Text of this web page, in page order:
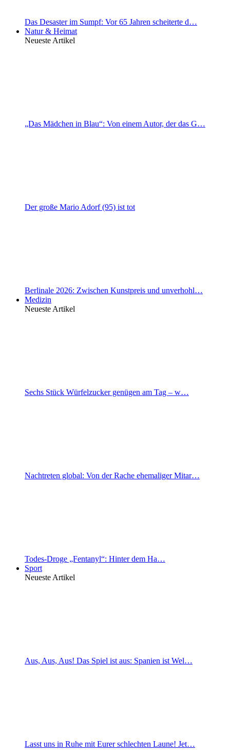
Das Desaster im Sumpf: Vor 65 Jahren scheiterte d…
Natur & Heimat
Neueste Artikel
„Das Mädchen in Blau“: Von einem Autor, der das G…
Der große Mario Adorf (95) ist tot
Berlinale 2026: Zwischen Kunstpreis und unverhohl…
Medizin
Neueste Artikel
Sechs Stück Würfelzucker genügen am Tag – w…
Nachtreten global: Von der Rache ehemaliger Mitar…
Todes-Droge „Fentanyl“: Hinter dem Ha…
Sport
Neueste Artikel
Aus, Aus, Aus! Das Spiel ist aus: Spanien ist Wel…
Lasst uns in Ruhe mit Eurer schlechten Laune! Jet…